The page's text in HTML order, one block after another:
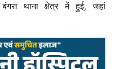
थाना क्षेत्र में हुई, जहां